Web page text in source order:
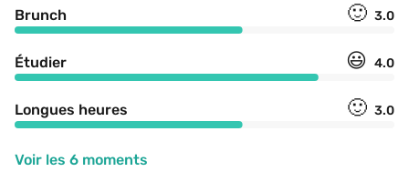
Brunch 🙂 3.0
Étudier 😃 4.0
Longues heures 🙂 3.0
Voir les 6 moments